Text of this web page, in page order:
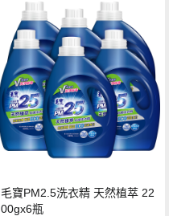
毛寶PM2.5洗衣精 天然植萃 22
00gx6瓶